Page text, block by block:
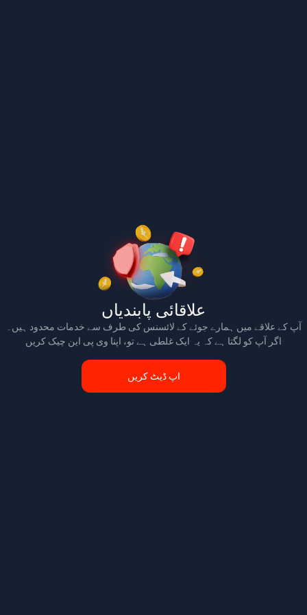
علاقائی پابندیاں
آپ کے علاقے میں ہمارے جوئے کے لائسنس کی طرف سے خدمات محدود ہیں۔
اگر آپ کو لگتا ہے کہ یہ ایک غلطی ہے تو، اپنا وی پی این چیک کریں
اپ ڈیٹ کریں